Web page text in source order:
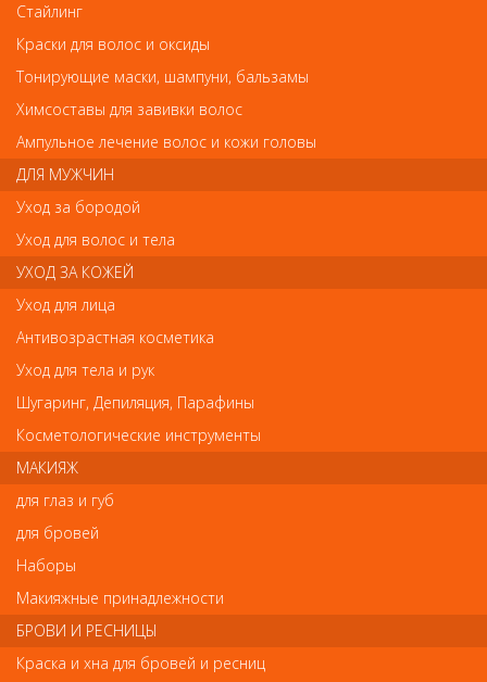
Альфапарф Масло для посечённых кончиков
волос, придающее блеск SDL SUBLIME
CRISTALLI LIQUIDI
Арт.
15мл 1 683руб.-
В закладки Как оплатить? Как получить?
Подходит для всех типов волос.
без утяжеления.
Экстракт льна, обогащенный ненасыщенными жирными
кислотами Омега-3 и Омега-6, придает невероятный блеск и
разглаживает волосы.
Витамин Е предупреждает сечение кончиков волос.
Способ применения: несколько капель масла растереть на
ладонях и нанести на сухие или влажные волосы. Не смывать!
Стайлинг
Краски для волос и оксиды
Тонирующие маски, шампуни, бальзамы
Химсоставы для завивки волос
Ампульное лечение волос и кожи головы
ДЛЯ МУЖЧИН
Уход за бородой
Уход для волос и тела
УХОД ЗА КОЖЕЙ
Уход для лица
Антивозрастная косметика
Уход для тела и рук
Шугаринг, Депиляция, Парафины
Косметологические инструменты
МАКИЯЖ
для глаз и губ
для бровей
Наборы
Макияжные принадлежности
БРОВИ И РЕСНИЦЫ
Краска и хна для бровей и ресниц